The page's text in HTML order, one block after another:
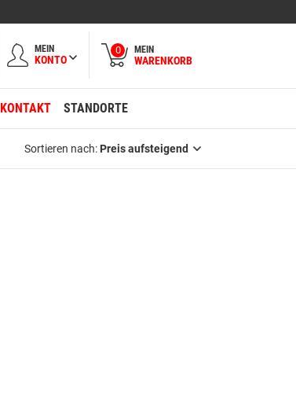
MEIN
KONTO
0 MEIN
WARENKORB
KONTAKT STANDORTE
Sortieren nach: Preis aufsteigend